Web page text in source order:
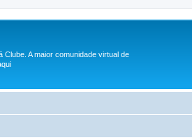
A maior comunidade virtual de